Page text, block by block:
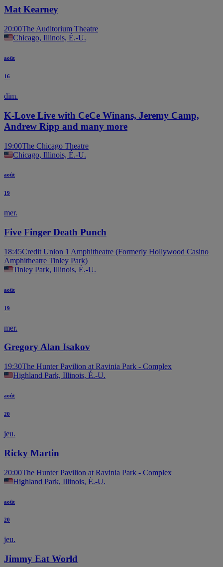
Mat Kearney
20:00The Auditorium Theatre
Chicago, Illinois, É.-U.
août
16
dim.
K-Love Live with CeCe Winans, Jeremy Camp,
Andrew Ripp and many more
19:00The Chicago Theatre
Chicago, Illinois, É.-U.
août
19
mer.
Five Finger Death Punch
18:45Credit Union 1 Amphitheatre (Formerly Hollywood Casino
Amphitheatre Tinley Park)
Tinley Park, Illinois, É.-U.
août
19
mer.
Gregory Alan Isakov
19:30The Hunter Pavilion at Ravinia Park - Complex
Highland Park, Illinois, É.-U.
août
20
jeu.
Ricky Martin
20:00The Hunter Pavilion at Ravinia Park - Complex
Highland Park, Illinois, É.-U.
août
20
jeu.
Jimmy Eat World